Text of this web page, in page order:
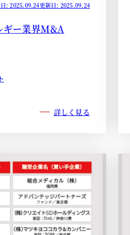
: 2025.09.24更新日: 2025.09.24
ギー業界M&A
詳しく見る